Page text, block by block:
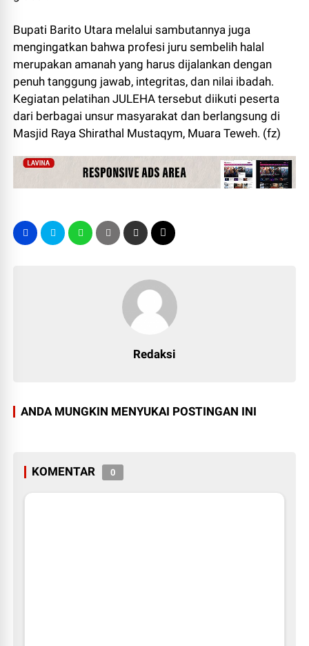
Bupati Barito Utara melalui sambutannya juga
mengingatkan bahwa profesi juru sembelih halal
merupakan amanah yang harus dijalankan dengan
penuh tanggung jawab, integritas, dan nilai ibadah.
Kegiatan pelatihan JULEHA tersebut diikuti peserta
dari berbagai unsur masyarakat dan berlangsung di
Masjid Raya Shirathal Mustaqym, Muara Teweh. (fz)
Redaksi
ANDA MUNGKIN MENYUKAI POSTINGAN INI
KOMENTAR 0